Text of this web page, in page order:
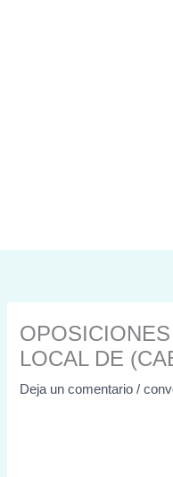
LOCAL DE
Deja un comentario /